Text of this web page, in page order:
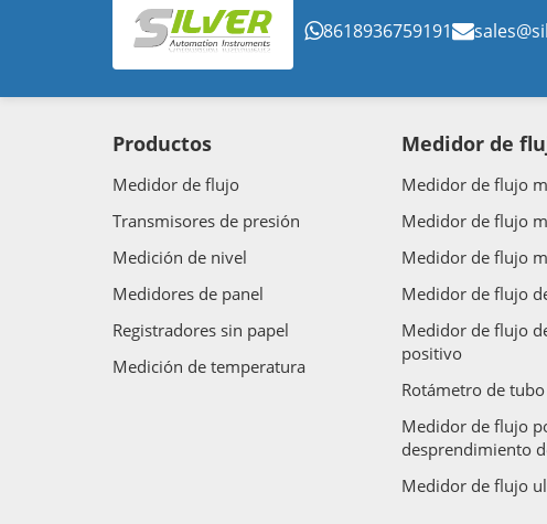
8618936759191
Productos
Medidor de flujo
Transmisores de presión
Medición de nivel
Medidores de panel
Registradores sin papel
Medición de temperatura
Medidor de
Medidor de flujo
Medidor de flujo
Medidor de flujo
Medidor de flujo
Medidor de flujo
positivo
Rotámetro de
Medidor de flujo
desprendimiento
Medidor de flujo